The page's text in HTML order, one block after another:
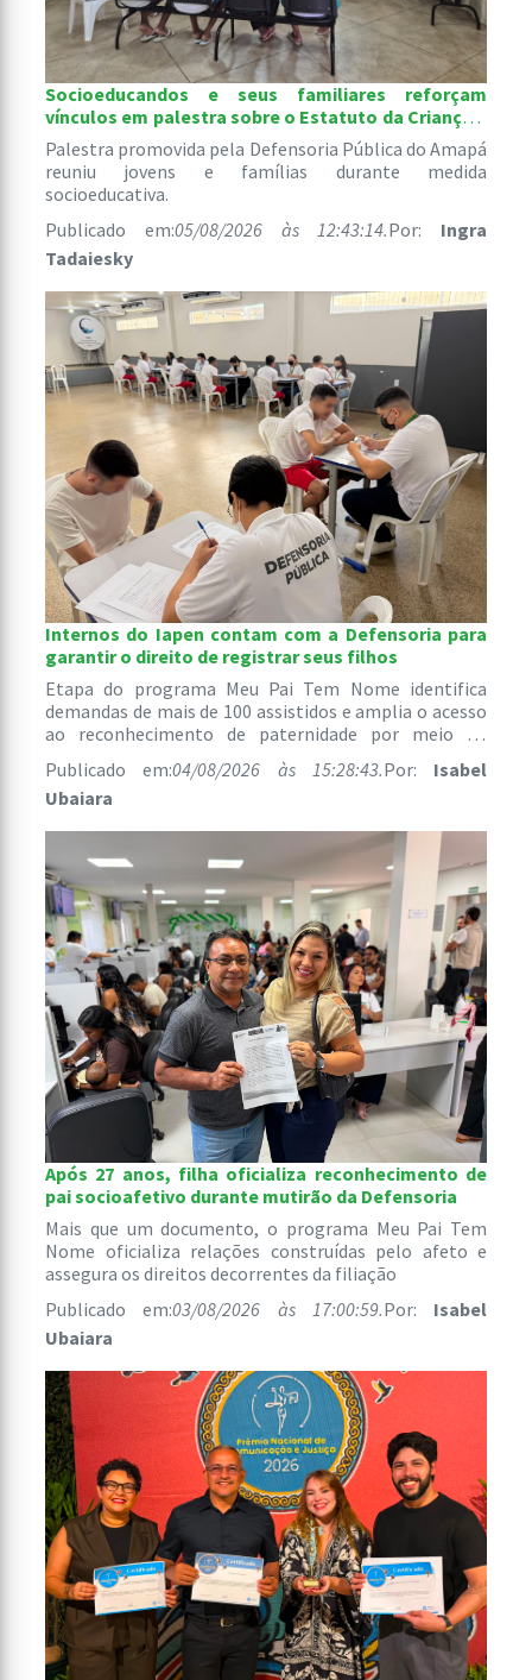
Socioeducandos e seus familiares reforçam
vínculos em palestra sobre o Estatuto da Criança e
do Adolescente
Palestra promovida pela Defensoria Pública do Amapá
reuniu jovens e famílias durante medida
socioeducativa.
Publicado em:05/08/2026 às 12:43:14.Por: Ingra
Tadaiesky
Internos do Iapen contam com a Defensoria para
garantir o direito de registrar seus filhos
Etapa do programa Meu Pai Tem Nome identifica
demandas de mais de 100 assistidos e amplia o acesso
ao reconhecimento de paternidade por meio do
atendimento jurídico gratuito.
Publicado em:04/08/2026 às 15:28:43.Por: Isabel
Ubaiara
Após 27 anos, filha oficializa reconhecimento de
pai socioafetivo durante mutirão da Defensoria
Mais que um documento, o programa Meu Pai Tem
Nome oficializa relações construídas pelo afeto e
assegura os direitos decorrentes da filiação
Publicado em:03/08/2026 às 17:00:59.Por: Isabel
Ubaiara